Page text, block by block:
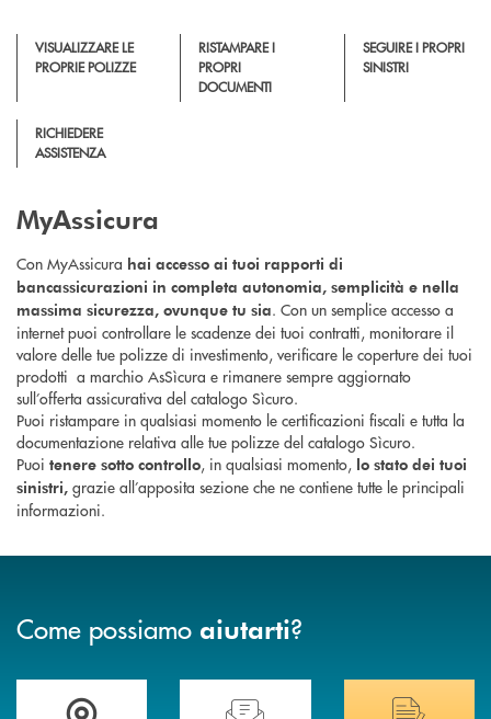
VISUALIZZARE LE
PROPRIE POLIZZE
RISTAMPARE I
PROPRI
DOCUMENTI
SEGUIRE I PROPRI
SINISTRI
RICHIEDERE
ASSISTENZA
MyAssicura
Con MyAssicura hai accesso ai tuoi rapporti di
bancassicurazioni in completa autonomia, semplicità e nella
massima sicurezza, ovunque tu sia. Con un semplice accesso a
internet puoi controllare le scadenze dei tuoi contratti, monitorare il
valore delle tue polizze di investimento, verificare le coperture dei tuoi
prodotti a marchio AsSìcura e rimanere sempre aggiornato
sull’offerta assicurativa del catalogo Sìcuro.
Puoi ristampare in qualsiasi momento le certificazioni fiscali e tutta la
documentazione relativa alle tue polizze del catalogo Sìcuro.
Puoi tenere sotto controllo, in qualsiasi momento, lo stato dei tuoi
sinistri, grazie all’apposita sezione che ne contiene tutte le principali
informazioni.
Come possiamo aiutarti?
Trova la filiale più vicina a TeHai bisogno di assistenza immediata?
Hai bisogno di